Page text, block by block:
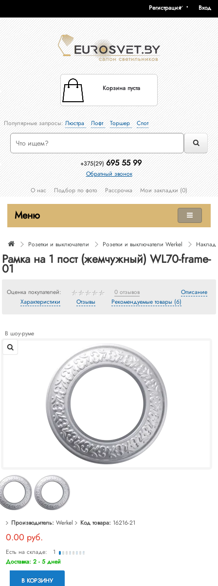
Вход
Регистрация
Корзина пуста
Популярные запросы:Люстра Лофт Торшер Спот
+375(29) 695 55 99
Обратный звонок
О нас
Подбор по фото Рассрочка Мои закладки (0)
Меню
Розетки и выключатели Розетки и выключатели Werkel
Рамка на 1 пост (жемчужный) WL70-frame-
01
Оценка покупателей: 0 отзывов
Описание
Характеристики
Отзывы Рекомендуемые товары (6)
В шоу-руме
Производитель: Werkel Код товара: 16216-21
0.00 руб.
Есть на складе: 1
Доставка: 2 - 5 дней
В КОРЗИНУ